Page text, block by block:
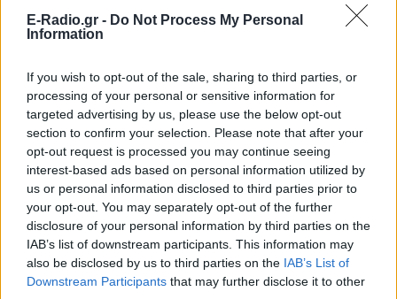
E-Radio.gr - Do Not Process My Personal
Information
If you wish to opt-out of the sale, sharing to third parties, or
processing of your personal or sensitive information for
targeted advertising by us, please use the below opt-out
section to confirm your selection. Please note that after your
opt-out request is processed you may continue seeing
interest-based ads based on personal information utilized by
us or personal information disclosed to third parties prior to
your opt-out. You may separately opt-out of the further
disclosure of your personal information by third parties on the
IAB’s list of downstream participants. This information may
also be disclosed by us to third parties on the IAB’s List of
Downstream Participants that may further disclose it to other
Όμως, εξίσου γοητευτική και ενδιαφέρουσα είναι
και η ορεινή πλευρά της. Και το καλύτερο δείγμα
μέτρων, ξεχωριστή για την υπέροχη αρχιτεκτονική
της, με τα όμορφα σπίτια και τις πέτρινες βρύσες. Η
κεντρική πλατεία του χωριού είναι το καλύτερο
σημείο για πιεις έναν καφέ και να απολαύσεις την
καλοκαιρινή δροσιά κάτω από ένα μεγάλο πλατάνι!